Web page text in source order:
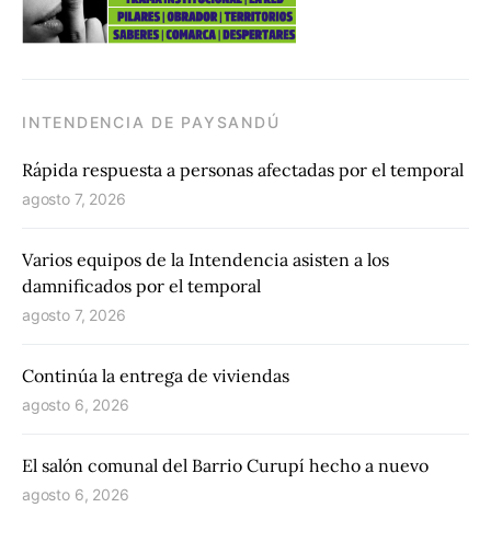
INTENDENCIA DE PAYSANDÚ
Rápida respuesta a personas afectadas por el temporal
agosto 7, 2026
Varios equipos de la Intendencia asisten a los
damnificados por el temporal
agosto 7, 2026
Continúa la entrega de viviendas
agosto 6, 2026
El salón comunal del Barrio Curupí hecho a nuevo
agosto 6, 2026